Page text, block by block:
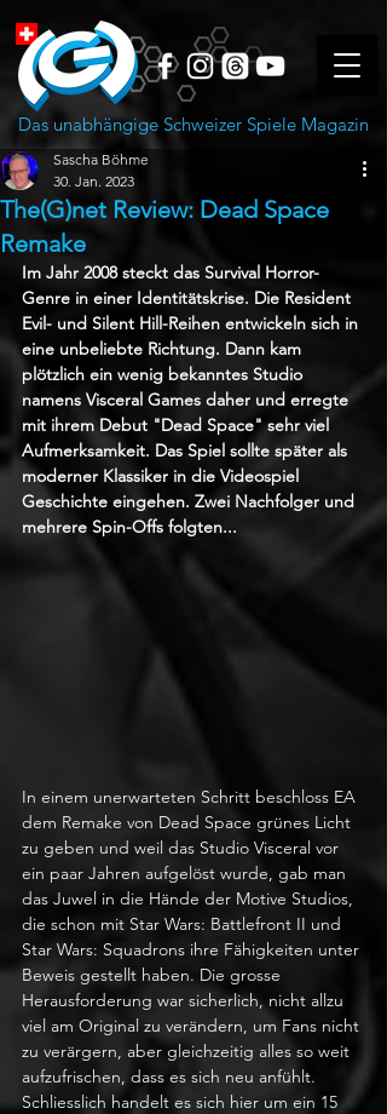
Das unabhängige Schweizer Spiele Magazin
The(G)net Review: Dead Space
Remake
Sascha Böhme
30. Jan. 2023
Im Jahr 2008 steckt das Survival Horror-
Genre in einer Identitätskrise. Die Resident
Evil- und Silent Hill-Reihen entwickeln sich in
eine unbeliebte Richtung. Dann kam
plötzlich ein wenig bekanntes Studio
namens Visceral Games daher und erregte
mit ihrem Debut "Dead Space" sehr viel
Aufmerksamkeit. Das Spiel sollte später als
moderner Klassiker in die Videospiel
Geschichte eingehen. Zwei Nachfolger und
mehrere Spin-Offs folgten...
In einem unerwarteten Schritt beschloss EA
dem Remake von Dead Space grünes Licht
zu geben und weil das Studio Visceral vor
ein paar Jahren aufgelöst wurde, gab man
das Juwel in die Hände der Motive Studios,
die schon mit Star Wars: Battlefront II und
Star Wars: Squadrons ihre Fähigkeiten unter
Beweis gestellt haben. Die grosse
Herausforderung war sicherlich, nicht allzu
viel am Original zu verändern, um Fans nicht
zu verärgern, aber gleichzeitig alles so weit
aufzufrischen, dass es sich neu anfühlt.
Schliesslich handelt es sich hier um ein 15